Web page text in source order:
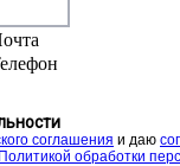
соглашения и даю
Политикой обработки